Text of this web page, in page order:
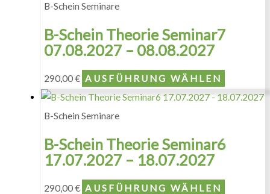
B-Schein Seminare
B-Schein Theorie Seminar7
07.08.2027 – 08.08.2027
290,00€ AUSFÜHRUNG WÄHLEN
B-Schein Seminare
B-Schein Theorie Seminar6
17.07.2027 – 18.07.2027
290,00€ AUSFÜHRUNG WÄHLEN